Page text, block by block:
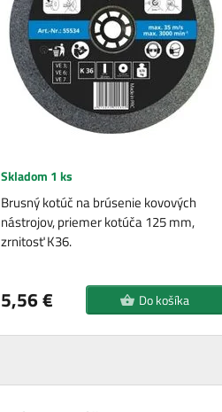
Skladom 1 ks
Brusný kotúč na brúsenie kovových
nástrojov, priemer kotúča 125 mm,
zrnitosť K36.
5,56 € Do košíka